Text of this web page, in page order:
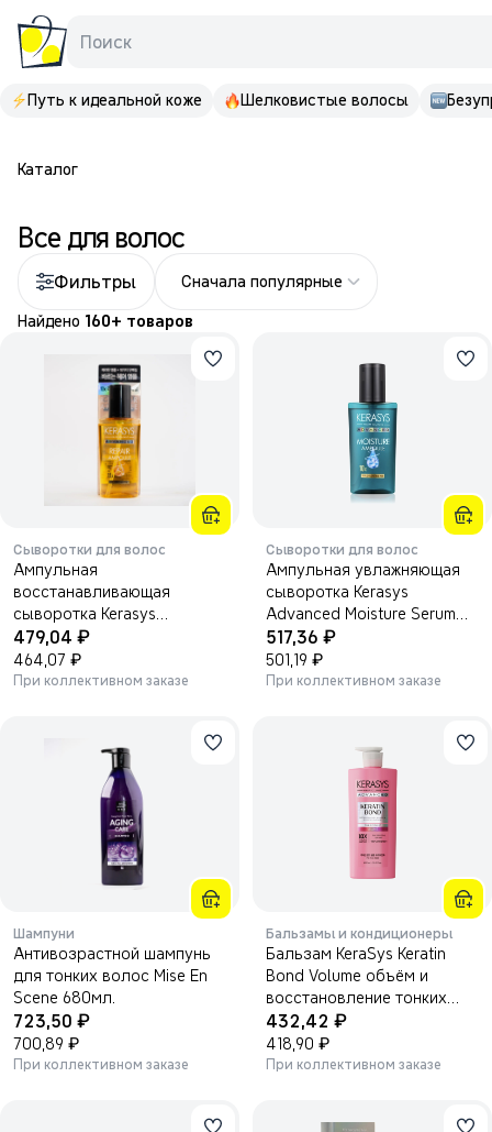
Поиск
Путь к идеальной коже Шелковистые волосы
Каталог
Все для волос
Фильтры Сначала популярные
Найдено 160+ товаров
Сыворотки для волос
Ампульная
восстанавливающая
сыворотка Kerasys
Advanced Repair Serum
80мл.
479,04 ₽
464,07 ₽
При коллективном заказе
Сыворотки для волос
Ампульная увлажняющая
сыворотка Kerasys
Advanced Moisture Serum
80мл.
517,36 ₽
501,19 ₽
При коллективном заказе
Шампуни
Антивозрастной шампунь
для тонких волос Mise En
Scene 680мл.
723,50 ₽
700,89 ₽
При коллективном заказе
Бальзамы и кондиционеры
Бальзам KeraSys Keratin
Bond Volume объём и
восстановление тонких
волос, 600 мл.
432,42 ₽
418,90 ₽
При коллективном заказе